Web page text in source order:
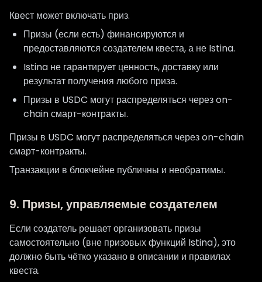
Квест может включать приз.
Призы (если есть) финансируются и
предоставляются создателем квеста, а не Istina.
Istina не гарантирует ценность, доставку или
результат получения любого приза.
Призы в USDC могут распределяться через on-
chain смарт-контракты.
Призы в USDC могут распределяться через on-chain
смарт-контракты.
Транзакции в блокчейне публичны и необратимы.
9. Призы, управляемые создателем
Если создатель решает организовать призы
самостоятельно (вне призовых функций Istina), это
должно быть чётко указано в описании и правилах
квеста.